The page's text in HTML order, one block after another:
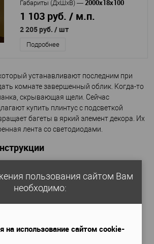
Габариты (ДхШхВ) — 2000x18x100
1 103 руб. / м.п.
2 205 руб. / шт
Подробнее
устанавливают последним при
комнате завершенный облик. Когда-то
скрывающая щели. Сейчас
купить плинтус с подсветкой
багеты в яркий элемент декора. Их
лента со светодиодами.
чаще производят из МДФ и алюминия.
устойчивые к разного роду воздействия
с напольным покрытием,
и алюминиевые
легко монтировать, они недорогие.
подсветку от 70 ммдо 100 мм и более
для светодиодной ленты. Ее
пользования сайтом Вам
необходимо:
на использование сайтом cookie-